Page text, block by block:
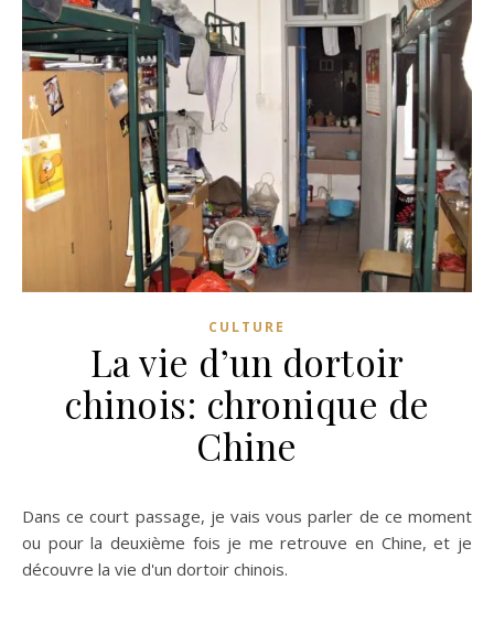
CULTURE
La vie d’un dortoir
chinois: chronique de
Chine
Dans ce court passage, je vais vous parler de ce moment
ou pour la deuxième fois je me retrouve en Chine, et je
découvre la vie d'un dortoir chinois.